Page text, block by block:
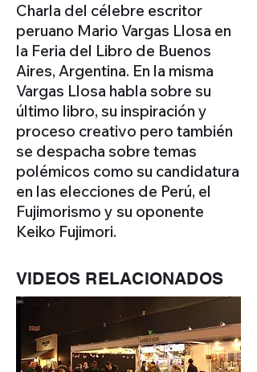
Charla del célebre escritor
peruano Mario Vargas Llosa en
la Feria del Libro de Buenos
Aires, Argentina. En la misma
Vargas Llosa habla sobre su
último libro, su inspiración y
proceso creativo pero también
se despacha sobre temas
polémicos como su candidatura
en las elecciones de Perú, el
Fujimorismo y su oponente
Keiko Fujimori.
VIDEOS RELACIONADOS